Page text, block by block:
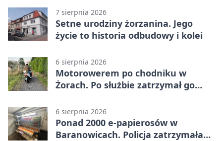
7 sierpnia 2026
Setne urodziny żorzanina. Jego
życie to historia odbudowy i kolei
6 sierpnia 2026
Motorowerem po chodniku w
Żorach. Po służbie zatrzymał go
6 sierpnia 2026
Ponad 2000 e-papierosów w
Baranowicach. Policja zatrzymała